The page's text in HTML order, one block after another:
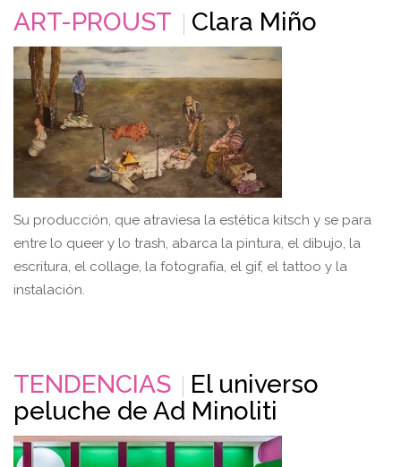
ART-PROUST Clara Miño
Su producción, que atraviesa la estética kitsch y se para
entre lo queer y lo trash, abarca la pintura, el dibujo, la
escritura, el collage, la fotografía, el gif, el tattoo y la
instalación.
TENDENCIAS
El universo
peluche de Ad Minoliti